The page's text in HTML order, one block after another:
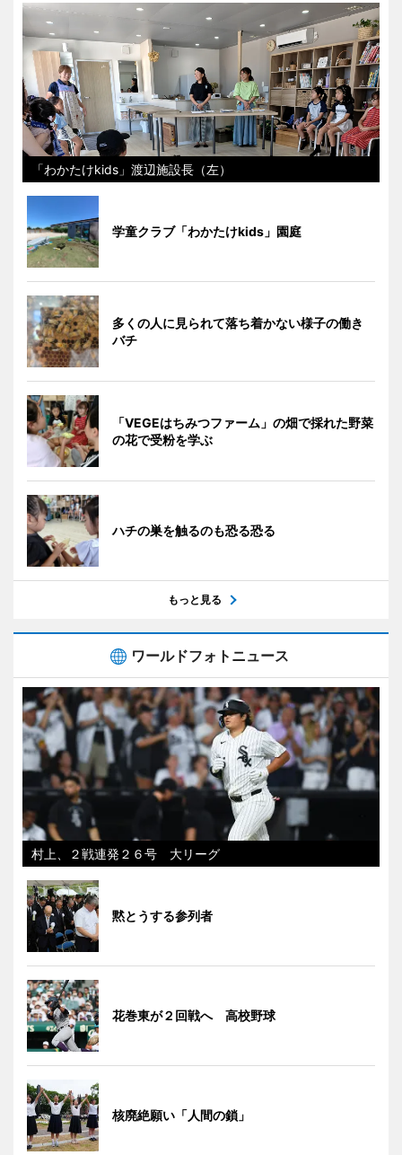
「わかたけkids」渡辺施設長（左）
学童クラブ「わかたけkids」園庭
多くの人に見られて落ち着かない様子の働き
バチ
「VEGEはちみつファーム」の畑で採れた野菜
の花で受粉を学ぶ
ハチの巣を触るのも恐る恐る
もっと見る
ワールドフォトニュース
村上、２戦連発２６号 大リーグ
黙とうする参列者
花巻東が２回戦へ 高校野球
核廃絶願い「人間の鎖」